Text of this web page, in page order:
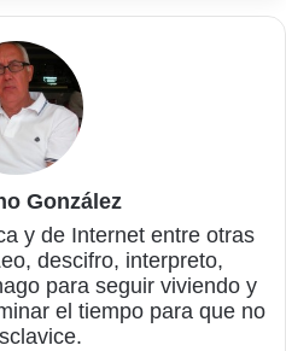
González
y de Internet entre otras
descifro, interpreto,
para seguir viviendo y
el tiempo para que no